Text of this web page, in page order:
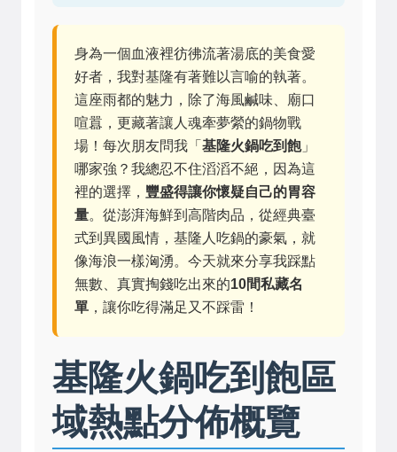
身為一個血液裡彷彿流著湯底的美食愛
好者，我對基隆有著難以言喻的執著。
這座雨都的魅力，除了海風鹹味、廟口
喧囂，更藏著讓人魂牽夢縈的鍋物戰
場！每次朋友問我「 基隆火鍋吃到飽」
哪家強？我總忍不住滔滔不絕，因為這
裡的選擇， 豐盛得讓你懷疑自己的胃容
量。從澎湃海鮮到高階肉品，從經典臺
式到異國風情，基隆人吃鍋的豪氣，就
像海浪一樣洶湧。今天就來分享我踩點
無數、真實掏錢吃出來的10間私藏名
單 ，讓你吃得滿足又不踩雷！
基隆火鍋吃到飽區
域熱點分佈概覽